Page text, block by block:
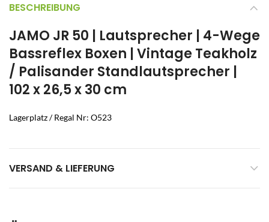
BESCHREIBUNG
JAMO JR 50 | Lautsprecher | 4-Wege
Bassreflex Boxen | Vintage Teakholz
/ Palisander Standlautsprecher |
102 x 26,5 x 30 cm
Lagerplatz / Regal Nr: O523
VERSAND & LIEFERUNG